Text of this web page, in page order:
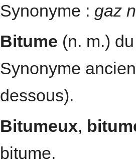
Synonyme : gaz
Bitume (n. m.)
Synonyme
dessous).
Bitumeux,
bitume.